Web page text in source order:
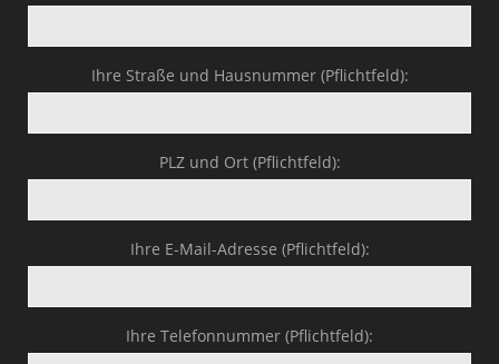
Ihre Straße und Hausnummer (Pflichtfeld):
PLZ und Ort (Pflichtfeld):
Ihre E-Mail-Adresse (Pflichtfeld):
Ihre Telefonnummer (Pflichtfeld):